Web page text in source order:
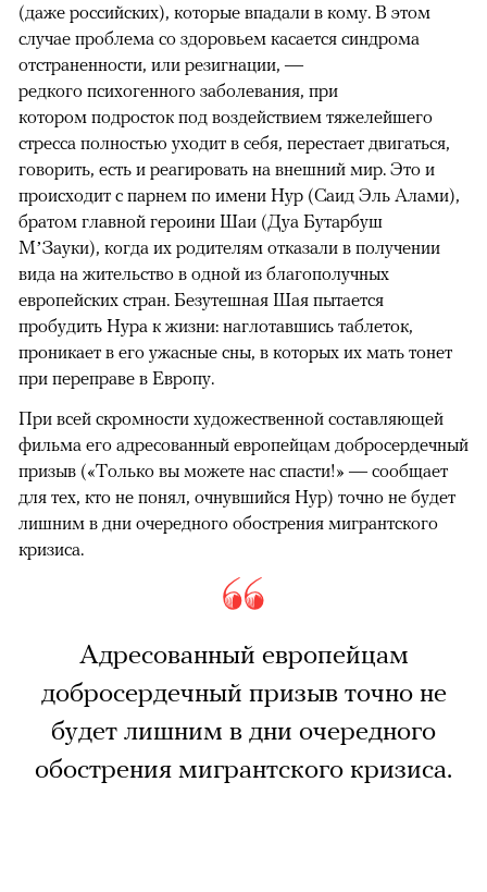
(даже российских), которые впадали в кому. В этом
случае проблема со здоровьем касается синдрома
отстраненности, или резигнации, —
редкого психогенного заболевания, при
котором подросток под воздействием тяжелейшего
стресса полностью уходит в себя, перестает двигаться,
говорить, есть и реагировать на внешний мир. Это и
происходит с парнем по имени Нур (Саид Эль Алами),
братом главной героини Шаи (Дуа Бутарбуш
М’Зауки), когда их родителям отказали в получении
вида на жительство в одной из благополучных
европейских стран. Безутешная Шая пытается
пробудить Нура к жизни: наглотавшись таблеток,
проникает в его ужасные сны, в которых их мать тонет
при переправе в Европу.
При всей скромности художественной составляющей
фильма его адресованный европейцам добросердечный
призыв («Только вы можете нас спасти!» — сообщает
для тех, кто не понял, очнувшийся Нур) точно не будет
лишним в дни очередного обострения мигрантского
кризиса.
Адресованный европейцам
добросердечный призыв точно не
будет лишним в дни очередного
обострения мигрантского кризиса.